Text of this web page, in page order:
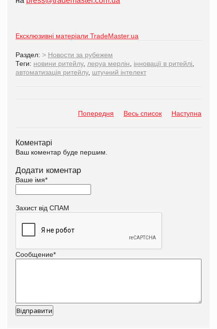
Ексклюзивні матеріали TradeMaster.ua
Раздел: > Новости за рубежем
Теги: новини ритейлу, леруа мерлін інновації в ритейлі
автоматизація ритейлу, штучний інтелект
Попередня Весь список Наступна
Коментарі
Ваш коментар буде першим.
Додати коментар
Ваше імя*
Захист від СПАМ
Сообщение*